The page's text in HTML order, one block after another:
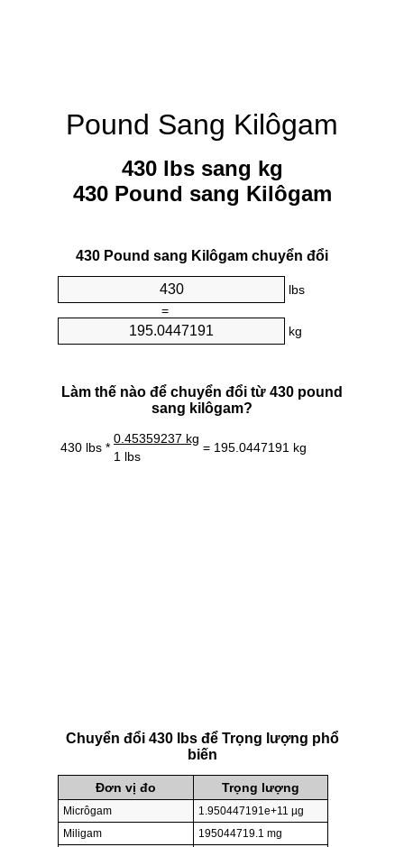
Pound Sang Kilôgam
430 lbs sang kg
430 Pound sang Kilôgam
430 Pound sang Kilôgam chuyển đổi
lbs
=
kg
Làm thế nào để chuyển đổi từ 430 pound
sang kilôgam?
430 lbs *
0.45359237 kg
= 195.0447191 kg
1 lbs
Chuyển đổi 430 lbs để Trọng lượng phổ
biến
Đơn vị đo Trọng lượng
Micrôgam
1.950447191e+11 µg
Miligam
195044719.1 mg